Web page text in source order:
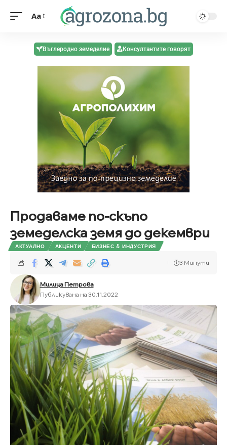
Aa
Въглеродно земеделие Консултантите говорят
Продаваме по-скъпо
земеделска земя до декември
АКТУАЛНО АКЦЕНТИ БИЗНЕС & ИНДУСТРИЯ
Милица Петрова
Публикувана на 30.11.2022
3 Минути